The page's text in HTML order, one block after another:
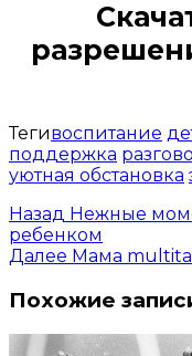
Тегивоспитание
поддержка
уютная обстановка
Назад Нежные
ребенком
Далее Мама
Похожие